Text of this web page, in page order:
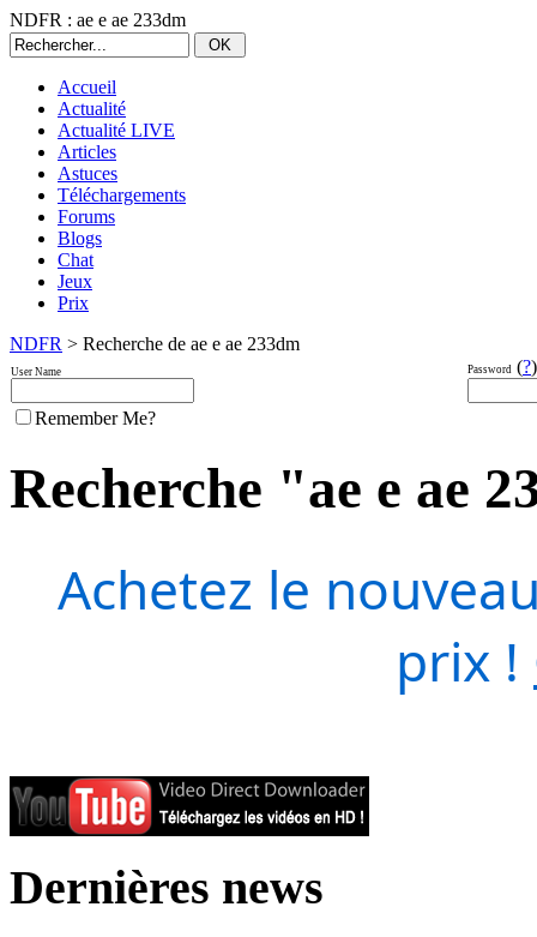
NDFR : ae e ae 233dm
Accueil
Actualité
Actualité LIVE
Articles
Astuces
Téléchargements
Forums
Blogs
Chat
Jeux
Prix
NDFR > Recherche de ae e ae 233dm
User Name Password (?)
Remember Me?
Recherche "ae e ae
Achetez le
prix !
Dernières news